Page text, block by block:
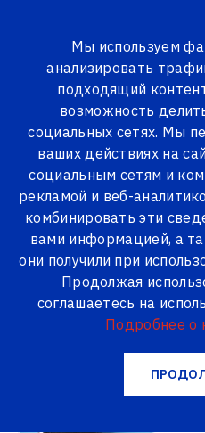
Мы используем
анализировать
подходящий
возможность
социальных сетях. Мы
ваших действиях на
социальным сетям и
рекламой и веб-
комбинировать эти
вами информацией, а
они получили при
Продолжая
соглашаетесь на
Подробнее о
ВСЕ ТОВАРЫ
Вентиляция